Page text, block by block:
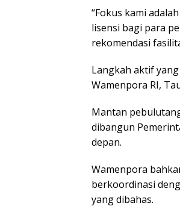
“Fokus kami
lisensi bagi para
rekomendasi
Langkah aktif
Wamenpora RI,
Mantan
dibangun
depan.
Wamenpora
berkoordinasi
yang dibahas.